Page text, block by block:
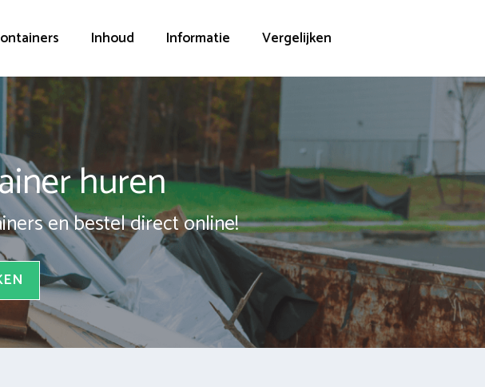
Inhoud Informatie Vergelijken
huren
en bestel direct online!